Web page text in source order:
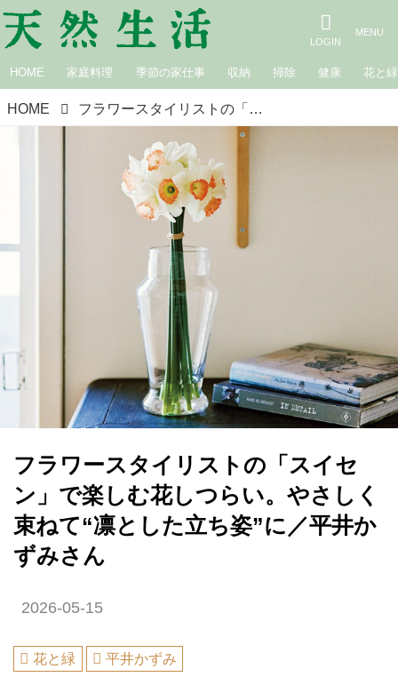
HOME 家庭料理 季節の家仕事 収納 掃除 健康 花と緑
HOME フラワースタイリストの「スイセン」で楽しむ花しつらい。やさしく束ねて“凛とした立ち姿”に／平井かずみさん
フラワースタイリストの「スイセ
ン」で楽しむ花しつらい。やさしく
束ねて“凛とした立ち姿”に／平井か
ずみさん
2026-05-15
花と緑 平井かずみ